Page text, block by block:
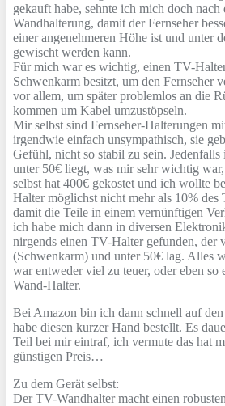
gekauft habe, sehnte ich mich doch nach
Wandhalterung, damit der Fernseher
einer angenehmeren Höhe ist und unter
gewischt werden kann.
Für mich war es wichtig, einen TV-
Schwenkarm besitzt, um den Fernseher
vor allem, um später problemlos an die
kommen um Kabel umzustöpseln.
Mir selbst sind Fernseher-Halterungen
irgendwie einfach unsympathisch, sie
Gefühl, nicht so stabil zu sein. Jedenfalls
unter 50€ liegt, was mir sehr wichtig
selbst hat 400€ gekostet und ich wollte
Halter möglichst nicht mehr als 10% des
damit die Teile in einem vernünftigen
ich habe mich dann in diversen
nirgends einen TV-Halter gefunden, der
(Schwenkarm) und unter 50€ lag. Alles
war entweder viel zu teuer, oder eben so
Wand-Halter.
Bei Amazon bin ich dann schnell auf
habe diesen kurzer Hand bestellt. Es
Teil bei mir eintraf, ich vermute das hat
günstigen Preis…
Zu dem Gerät selbst:
Der TV-Wandhalter macht einen